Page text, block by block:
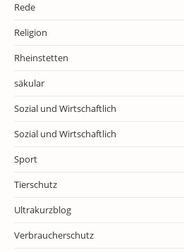
Rede
Religion
Rheinstetten
säkular
Sozial und Wirtschaftlich
Sozial und Wirtschaftlich
Sport
Tierschutz
Ultrakurzblog
Verbraucherschutz